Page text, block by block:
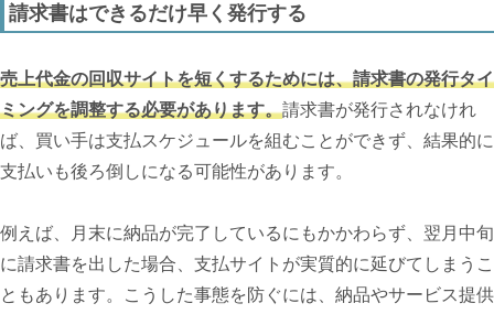
請求書はできるだけ早く発行する
売上代金の回収サイトを短くするためには、請求書の発行タイ
ミングを調整する必要があります。請求書が発行されなけれ
ば、買い手は支払スケジュールを組むことができず、結果的に
支払いも後ろ倒しになる可能性があります。
例えば、月末に納品が完了しているにもかかわらず、翌月中旬
に請求書を出した場合、支払サイトが実質的に延びてしまうこ
ともあります。こうした事態を防ぐには、納品やサービス提供